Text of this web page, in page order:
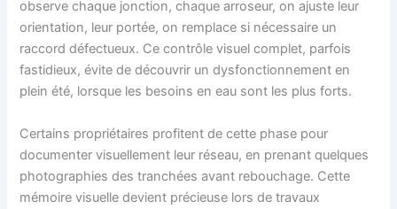
observe chaque jonction, chaque arroseur, on ajuste leur
orientation, leur portée, on remplace si nécessaire un
raccord défectueux. Ce contrôle visuel complet, parfois
fastidieux, évite de découvrir un dysfonctionnement en
plein été, lorsque les besoins en eau sont les plus forts.
Certains propriétaires profitent de cette phase pour
documenter visuellement leur réseau, en prenant quelques
photographies des tranchées avant rebouchage. Cette
mémoire visuelle devient précieuse lors de travaux